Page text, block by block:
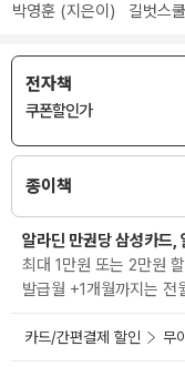
박영훈 (지은이) 길벗스쿨
전자책
쿠폰할인가
종이책
알라딘 만권당 삼성카드
최대 1만원 또는 2만원
발급월 +1개월까지는 전
카드/간편결제 할인 무